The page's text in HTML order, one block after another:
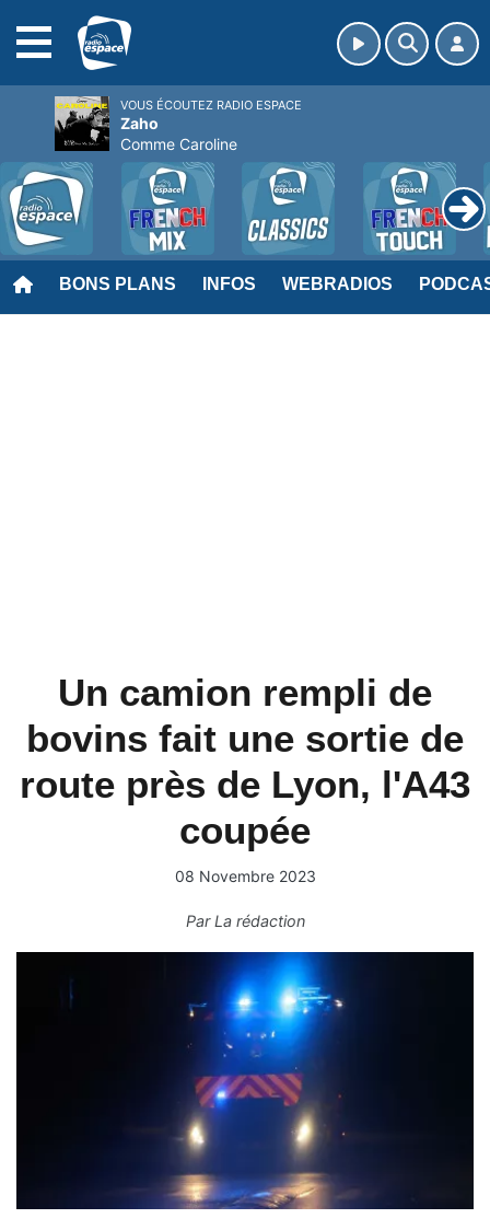
BONS PLANS INFOS WEBRADIOS
Un camion rempli de
bovins fait une sortie de
route près de Lyon, l'A43
coupée
08 Novembre 2023
ParLa rédaction
VOUS ÉCOUTEZ RADIO ESPACE
Zaho
Comme Caroline